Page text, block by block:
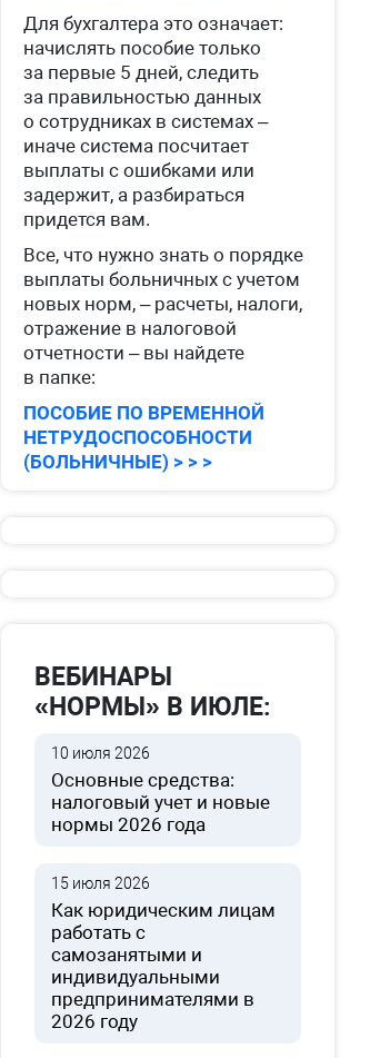
Для бухгалтера это означает:
начислять пособие только
за первые 5 дней, следить
за правильностью данных
о сотрудниках в системах –
иначе система посчитает
выплаты с ошибками или
задержит, а разбираться
придется вам.
Все, что нужно знать о порядке
выплаты больничных с учетом
новых норм, – расчеты, налоги,
отражение в налоговой
отчетности – вы найдете
в папке:
ПОСОБИЕ ПО ВРЕМЕННОЙ
НЕТРУДОСПОСОБНОСТИ
(БОЛЬНИЧНЫЕ) > > >
ВЕБИНАРЫ
«НОРМЫ» В ИЮЛЕ:
10 июля 2026
Основные средства:
налоговый учет и новые
нормы 2026 года
15 июля 2026
Как юридическим лицам
работать с
самозанятыми и
индивидуальными
предпринимателями в
2026 году